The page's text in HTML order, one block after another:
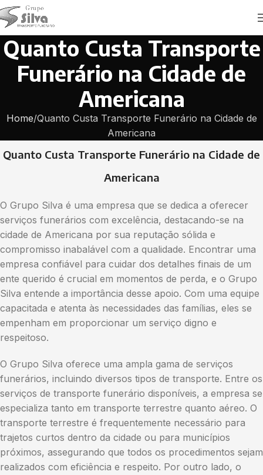
Quanto Custa Transporte
Funerário na Cidade de
Americana
Home Quanto Custa Transporte Funerário na Cidade de
Americana
Quanto Custa Transporte Funerário na Cidade de
Americana
O Grupo Silva é uma empresa que se dedica a oferecer
serviços funerários com excelência, destacando-se na
cidade de Americana por sua reputação sólida e
compromisso inabalável com a qualidade. Encontrar uma
empresa confiável para cuidar dos detalhes finais de um
ente querido é crucial em momentos de perda, e o Grupo
Silva entende a importância desse apoio. Com uma equipe
capacitada e atenta às necessidades das famílias, eles se
empenham em proporcionar um serviço digno e
respeitoso.
O Grupo Silva oferece uma ampla gama de serviços
funerários, incluindo diversos tipos de transporte. Entre os
serviços de transporte funerário disponíveis, a empresa se
especializa tanto em transporte terrestre quanto aéreo. O
transporte terrestre é frequentemente necessário para
trajetos curtos dentro da cidade ou para municípios
próximos, assegurando que todos os procedimentos sejam
realizados com eficiência e respeito. Por outro lado, o